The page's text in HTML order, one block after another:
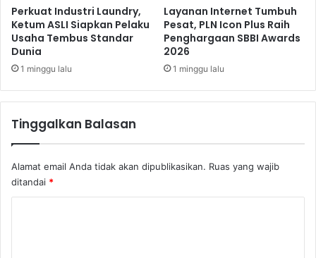
u
j
u
B
a
r
Perkuat Industri Laundry,
Ketum ASLI Siapkan Pelaku
Usaha Tembus Standar
Dunia
1 minggu lalu
Layanan Internet Tumbuh
Pesat, PLN Icon Plus Raih
Penghargaan SBBI Awards
2026
1 minggu lalu
Tinggalkan Balasan
Alamat email Anda tidak akan dipublikasikan. Ruas yang wajib
ditandai *